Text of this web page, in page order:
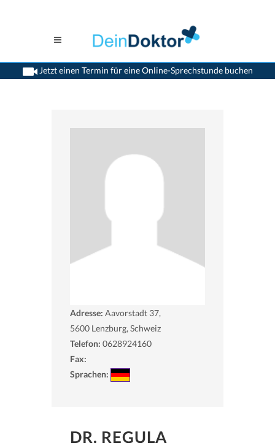
Jetzt einen Termin für eine Online-Sprechstunde buchen
>Kinderaerzte>Lenzburg>Dr. Regula Johanna Rickenbach
Adresse: Aavorstadt 37,
5600 Lenzburg, Schweiz
Telefon: 0628924160
Fax:
Sprachen:
DR. REGULA